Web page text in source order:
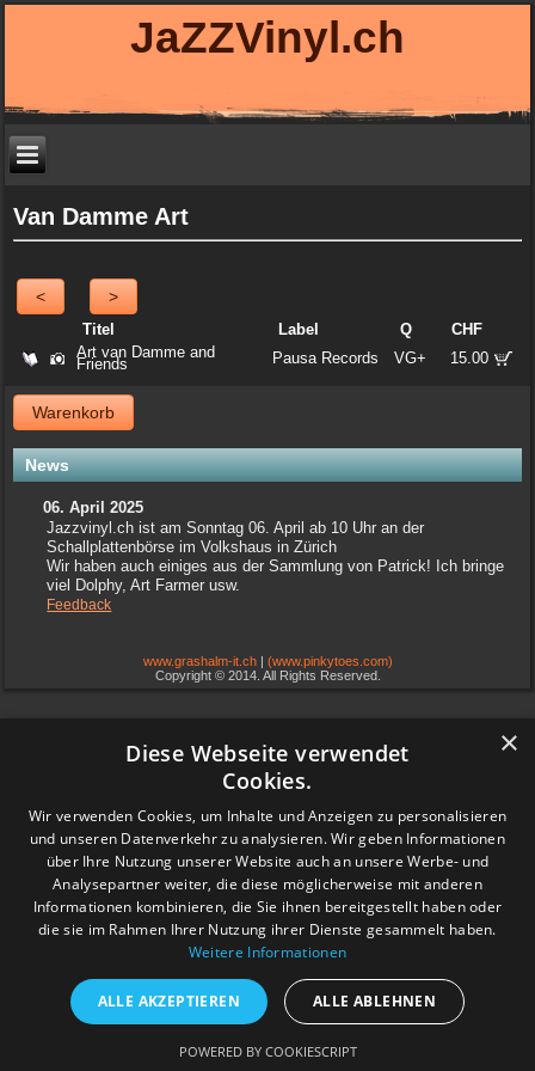
JaZZVinyl.ch
Van Damme Art
< >
Titel Label Q
CHF
Art van Damme and
Friends Pausa Records VG+ 15.00
Warenkorb
News
06. April 2025
Jazzvinyl.ch ist am Sonntag 06. April ab 10 Uhr an der
Schallplattenbörse im Volkshaus in Zürich
Wir haben auch einiges aus der Sammlung von Patrick! Ich bringe
viel Dolphy, Art Farmer usw.
Feedback
www.grashalm-it.ch| (www.pinkytoes.com)
Copyright © 2014. All Rights Reserved.
×
Diese Webseite verwendet
Cookies.
Wir verwenden Cookies, um Inhalte und Anzeigen zu personalisieren
und unseren Datenverkehr zu analysieren. Wir geben Informationen
über Ihre Nutzung unserer Website auch an unsere Werbe- und
Analysepartner weiter, die diese möglicherweise mit anderen
Informationen kombinieren, die Sie ihnen bereitgestellt haben oder
die sie im Rahmen Ihrer Nutzung ihrer Dienste gesammelt haben.
Weitere Informationen
ALLE AKZEPTIEREN ALLE ABLEHNEN
POWERED BY COOKIESCRIPT